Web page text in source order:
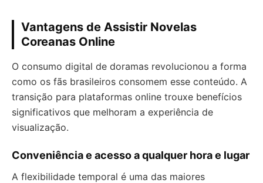
Vantagens de Assistir Novelas
Coreanas Online
O consumo digital de doramas revolucionou a forma
como os fãs brasileiros consomem esse conteúdo. A
transição para plataformas online trouxe benefícios
significativos que melhoram a experiência de
visualização.
Conveniência e acesso a qualquer hora e lugar
A flexibilidade temporal é uma das maiores